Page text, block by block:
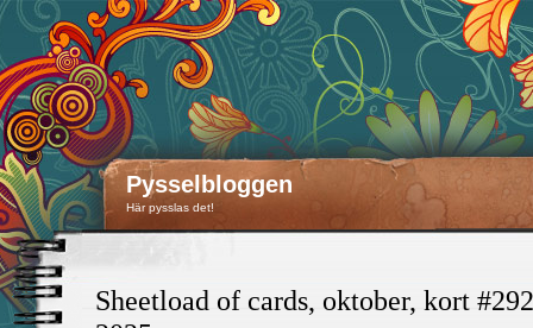
Pysselbloggen
Här pysslas det!
Sheetload of cards, oktober, kort